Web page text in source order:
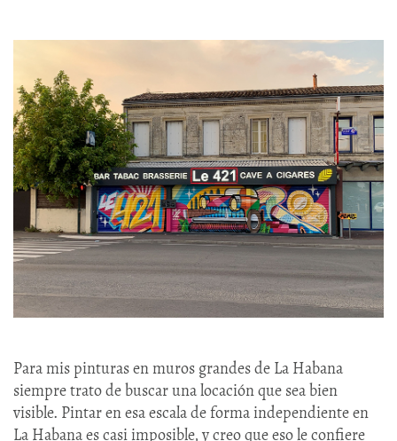
Para mis pinturas en muros grandes de La Habana
siempre trato de buscar una locación que sea bien
visible. Pintar en esa escala de forma independiente en
La Habana es casi imposible, y creo que eso le confiere